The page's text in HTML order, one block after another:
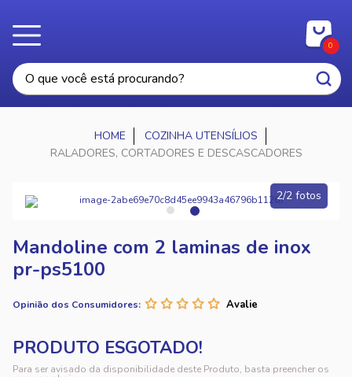
0
COZINHA UTENSÍLIOS
RALADORES, CORTADORES E DESCASCADORES
2/2 fotos
Mandoline com 2 laminas de inox
pr-ps5100
Opinião dos Consumidores:
Para ser avisado da disponibilidade deste Produto, basta preencher os